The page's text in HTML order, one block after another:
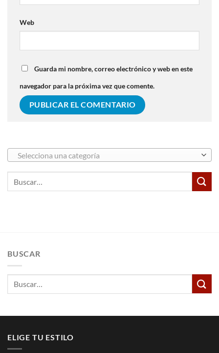
Web
Guarda mi nombre, correo electrónico y web en este
navegador para la próxima vez que comente.
Selecciona una categoría
BUSCAR
ELIGE TU ESTILO